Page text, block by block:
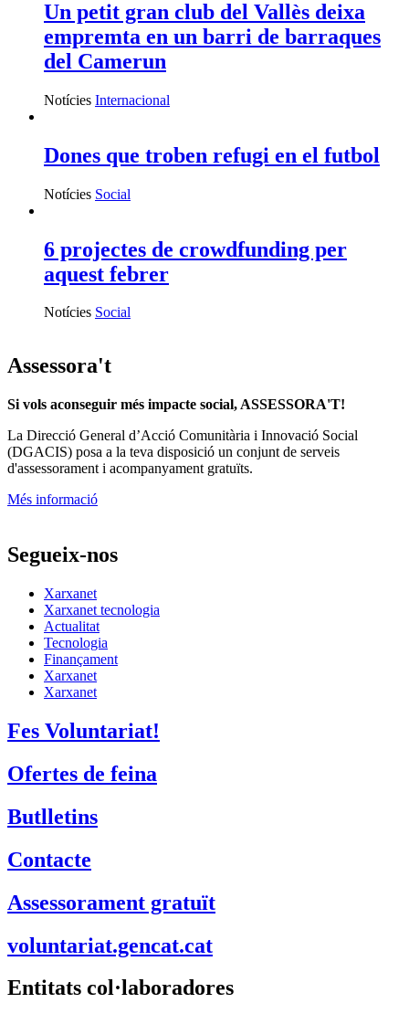
Un petit gran club del Vallès deixa
empremta en un barri de barraques
del Camerun
Notícies Internacional
Dones que troben refugi en el futbol
Notícies Social
6 projectes de crowdfunding per
aquest febrer
Notícies Social
Assessora't
Si vols aconseguir més impacte social, ASSESSORA'T!
La Direcció General d’Acció Comunitària i Innovació Social
(DGACIS) posa a la teva disposició un conjunt de serveis
d'assessorament i acompanyament gratuïts.
Més informació
Segueix-nos
Xarxanet
Xarxanet tecnologia
Actualitat
Tecnologia
Finançament
Xarxanet
Xarxanet
Fes Voluntariat!
Ofertes de feina
Butlletins
Contacte
Assessorament gratuït
voluntariat.gencat.cat
Entitats col·laboradores